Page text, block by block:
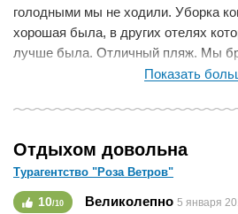
голодными мы не ходили. Уборка
хорошая была, в других отелях
лучше была. Отличный пляж. Мы
экскурсии, очень довольны ими
Показать
Отдыхом довольна
Турагентство "Роза Ветров"
10/10 Великолепно 5 января